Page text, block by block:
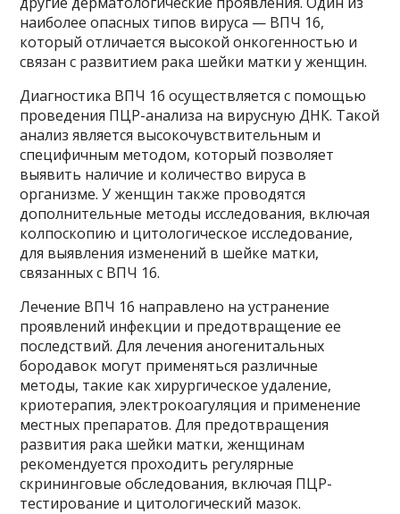
наиболее опасных типов вируса — ВПЧ 16,
который отличается высокой онкогенностью и
связан с развитием рака шейки матки у женщин.
Диагностика ВПЧ 16 осуществляется с помощью
проведения ПЦР-анализа на вирусную ДНК. Такой
анализ является высокочувствительным и
специфичным методом, который позволяет
выявить наличие и количество вируса в
организме. У женщин также проводятся
дополнительные методы исследования, включая
колпоскопию и цитологическое исследование,
для выявления изменений в шейке матки,
связанных с ВПЧ 16.
Лечение ВПЧ 16 направлено на устранение
проявлений инфекции и предотвращение ее
последствий. Для лечения аногенитальных
бородавок могут применяться различные
методы, такие как хирургическое удаление,
криотерапия, электрокоагуляция и применение
местных препаратов. Для предотвращения
развития рака шейки матки, женщинам
рекомендуется проходить регулярные
скрининговые обследования, включая ПЦР-
тестирование и цитологический мазок.